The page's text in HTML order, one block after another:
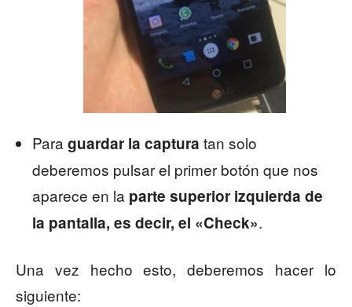
Paraguardar la captura tan solo
deberemos pulsar el primer botón que nos
aparece en la parte superior izquierda de
la pantalla, es decir, el «Check».
Una vez hecho esto, deberemos hacer lo
siguiente: